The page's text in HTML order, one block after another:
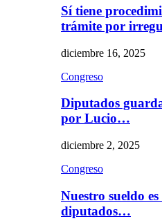
Sí tiene
trámite por
diciembre 16, 2025
Congreso
Diputados
por Lucio…
diciembre 2, 2025
Congreso
Nuestro sueldo
diputados…